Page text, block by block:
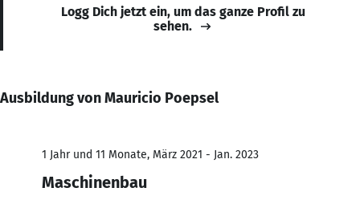
Logg Dich jetzt ein, um das ganze Profil zu
sehen.
Ausbildung von Mauricio Poepsel
1 Jahr und 11 Monate, März 2021 - Jan. 2023
Maschinenbau